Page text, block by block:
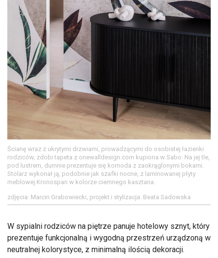
Ścianę wraz z ukrytymi drzwiami, prowadzącymi do osobistej łazienki
rodziców, zdobi tapeta z onewalldesign.com kupiona w Sabo. Na jej tle,
pod lustrem, dumnie prezentuje się komoda z zaokrąglonymi bokami.
Stolarz wykonał ją, podobnie jak szafki nocne, z laminowanej płyty
meblowej Kronospan w kolorze ciemnego kasztana.
zdjęcia: Marcin Grabowiecki, projekt i stylizacja: Beata Sadowska
W sypialni rodziców na piętrze panuje hotelowy sznyt, który
prezentuje funkcjonalną i wygodną przestrzeń urządzoną w
neutralnej kolorystyce, z minimalną ilością dekoracji.